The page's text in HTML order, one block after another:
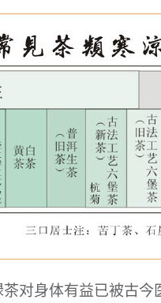
对身体有益已被古